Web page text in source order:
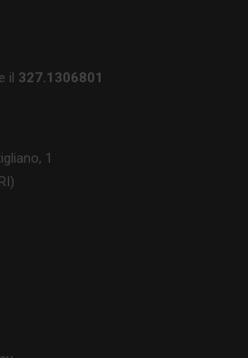
il 327.1306801
1